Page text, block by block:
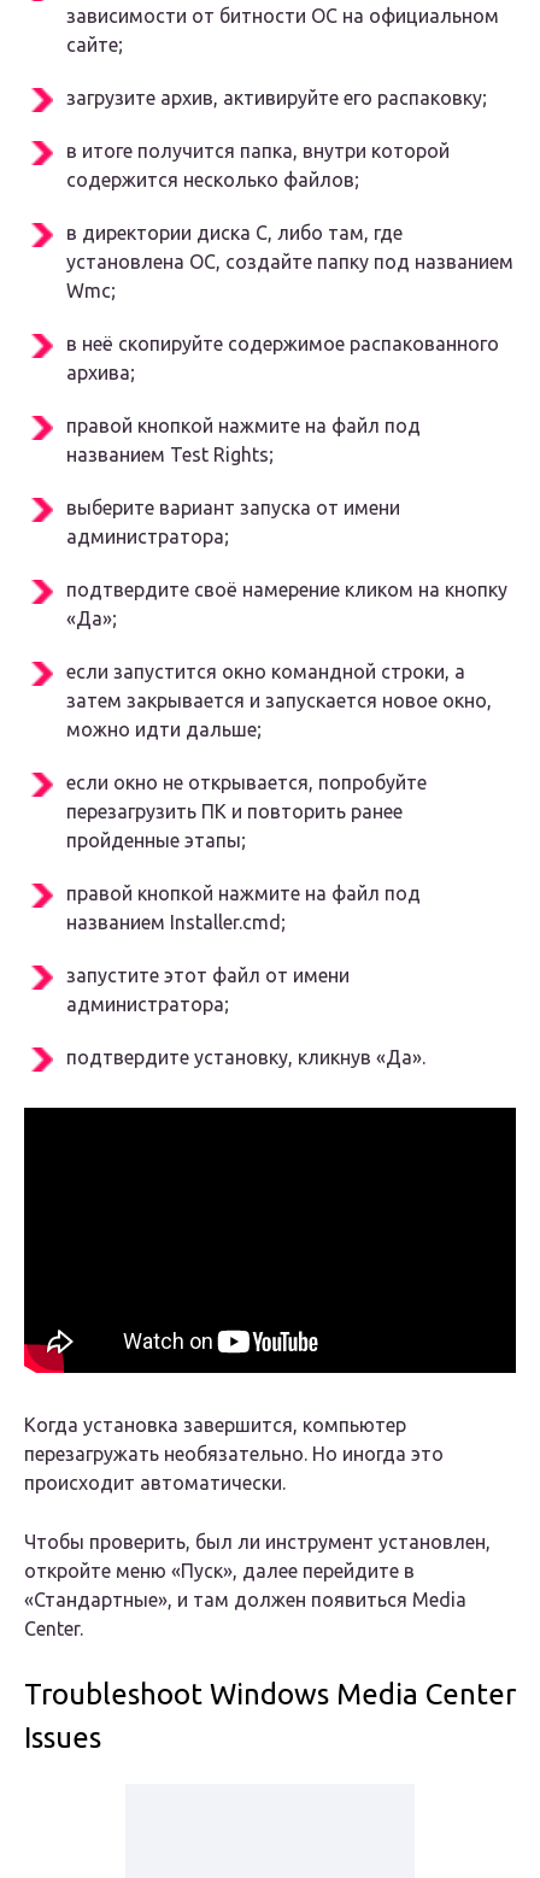
зависимости от битности ОС на официальном
сайте;
загрузите архив, активируйте его распаковку;
в итоге получится папка, внутри которой
содержится несколько файлов;
в директории диска C, либо там, где
установлена ОС, создайте папку под названием
Wmc;
в неё скопируйте содержимое распакованного
архива;
правой кнопкой нажмите на файл под
названием Test Rights;
выберите вариант запуска от имени
администратора;
подтвердите своё намерение кликом на кнопку
«Да»;
если запустится окно командной строки, а
затем закрывается и запускается новое окно,
можно идти дальше;
если окно не открывается, попробуйте
перезагрузить ПК и повторить ранее
пройденные этапы;
правой кнопкой нажмите на файл под
названием Installer.cmd;
запустите этот файл от имени
администратора;
подтвердите установку, кликнув «Да».
Когда установка завершится, компьютер
перезагружать необязательно. Но иногда это
происходит автоматически.
Чтобы проверить, был ли инструмент установлен,
откройте меню «Пуск», далее перейдите в
«Стандартные», и там должен появиться Media
Center.
Troubleshoot Windows Media Center
Issues